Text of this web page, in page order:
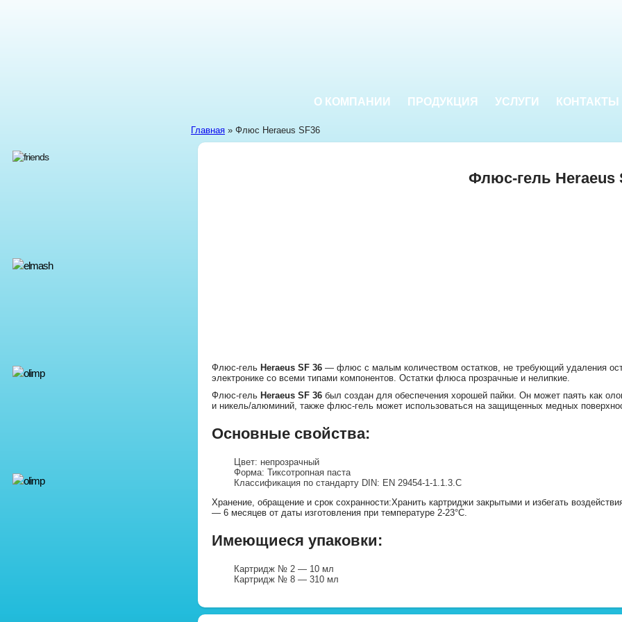
О КОМПАНИИ ПРОДУКЦИЯ УСЛУГИ КОНТАКТЫ
Главная » Флюс Heraeus SF36
Флюс-гель Heraeus
Флюс-гель Heraeus SF 36 — флюс с малым количеством остатков, не требующий удаления
электронике со всеми типами компонентов. Остатки флюса прозрачные и нелипкие.
Флюс-гель Heraeus SF 36 был создан для обеспечения хорошей пайки. Он может паять как
и никель/алюминий, также флюс-гель может использоваться на защищенных медных
Основные свойства:
Цвет: непрозрачный
Форма: Тиксотропная паста
Классификация по стандарту DIN: EN 29454-1-1.1.3.С
Хранение, обращение и срок сохранности:Хранить картриджи закрытыми и избегать
— 6 месяцев от даты изготовления при температуре 2-23°C.
Имеющиеся упаковки:
Картридж № 2 — 10 мл
Картридж № 8 — 310 мл